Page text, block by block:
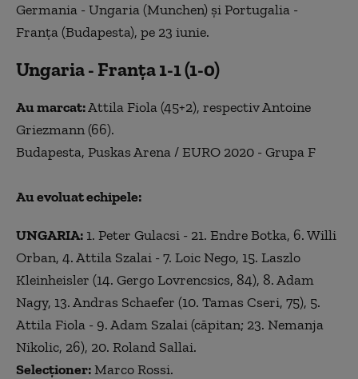
Germania - Ungaria (Munchen) şi Portugalia -
Franţa (Budapesta), pe 23 iunie.
Ungaria - Franţa 1-1 (1-0)
Au marcat:Attila Fiola (45+2), respectiv Antoine
Griezmann (66).
Budapesta, Puskas Arena / EURO 2020 - Grupa F
Au evoluat echipele:
UNGARIA: 1. Peter Gulacsi - 21. Endre Botka, 6. Willi
Orban, 4. Attila Szalai - 7. Loic Nego, 15. Laszlo
Kleinheisler (14. Gergo Lovrencsics, 84), 8. Adam
Nagy, 13. Andras Schaefer (10. Tamas Cseri, 75), 5.
Attila Fiola - 9. Adam Szalai (căpitan; 23. Nemanja
Nikolic, 26), 20. Roland Sallai.
Selecţioner:Marco Rossi.